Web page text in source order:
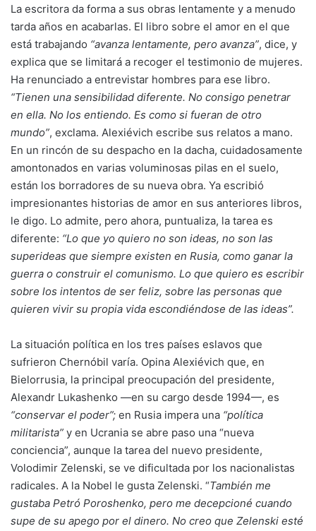
La escritora da forma a sus obras lentamente y a menudo
tarda años en acabarlas. El libro sobre el amor en el que
está trabajando “avanza lentamente, pero avanza”, dice, y
explica que se limitará a recoger el testimonio de mujeres.
Ha renunciado a entrevistar hombres para ese libro.
“Tienen una sensibilidad diferente. No consigo penetrar
en ella. No los entiendo. Es como si fueran de otro
mundo”, exclama. Alexiévich escribe sus relatos a mano.
En un rincón de su despacho en la dacha, cuidadosamente
amontonados en varias voluminosas pilas en el suelo,
están los borradores de su nueva obra. Ya escribió
impresionantes historias de amor en sus anteriores libros,
le digo. Lo admite, pero ahora, puntualiza, la tarea es
diferente: “Lo que yo quiero no son ideas, no son las
superideas que siempre existen en Rusia, como ganar la
guerra o construir el comunismo. Lo que quiero es escribir
sobre los intentos de ser feliz, sobre las personas que
quieren vivir su propia vida escondiéndose de las ideas”.
La situación política en los tres países eslavos que
sufrieron Chernóbil varía. Opina Alexiévich que, en
Bielorrusia, la principal preocupación del presidente,
Alexandr Lukashenko —en su cargo desde 1994—, es
“conservar el poder”; en Rusia impera una “política
militarista” y en Ucrania se abre paso una “nueva
conciencia”, aunque la tarea del nuevo presidente,
Volodimir Zelenski, se ve dificultada por los nacionalistas
radicales. A la Nobel le gusta Zelenski. “También me
gustaba Petró Poroshenko, pero me decepcioné cuando
supe de su apego por el dinero. No creo que Zelenski esté